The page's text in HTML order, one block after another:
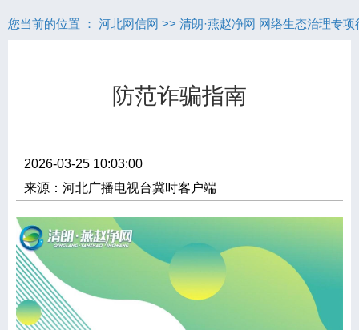
您当前的位置 ： 河北网信网 >> 清朗·燕赵净网 网络生态治理专项
防范诈骗指南
2026-03-25 10:03:00
来源：河北广播电视台冀时客户端